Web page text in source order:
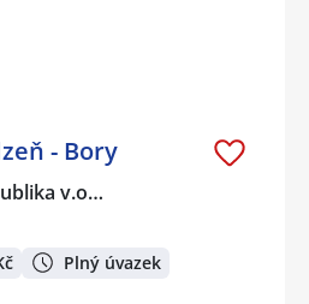
- Bory
v.o…
Plný úvazek